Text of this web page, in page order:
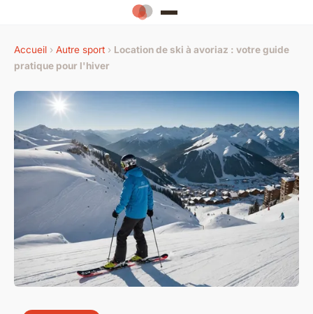
Accueil › Autre sport › Location de ski à avoriaz : votre guide
pratique pour l'hiver